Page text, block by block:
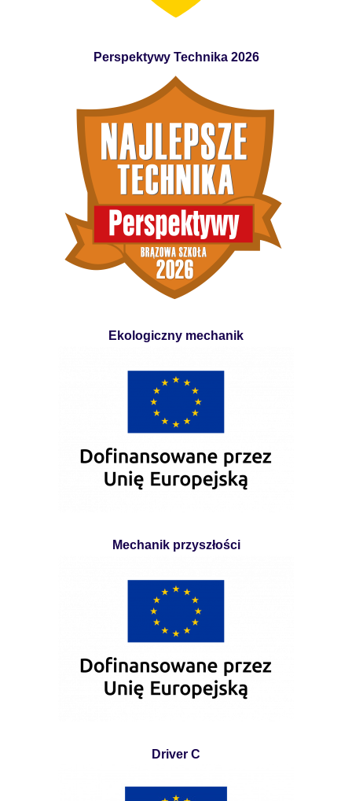
Perspektywy Technika 2026
Ekologiczny mechanik
Mechanik przyszłości
Driver C